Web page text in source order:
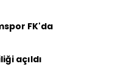
FK'da
açıldı